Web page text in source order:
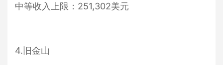
中等收入上限：251,302美元
4.旧金山